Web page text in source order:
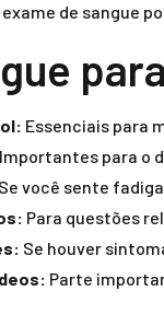
de sangue
Essenciais para
Importantes para o
Se você sente
Para questões
Se houver
Parte